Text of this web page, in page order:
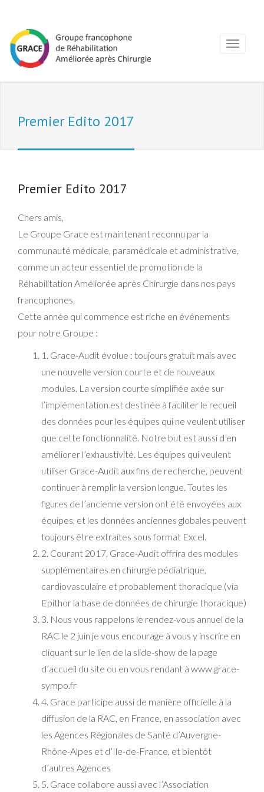
Premier Edito 2017
Premier Edito 2017
Chers amis,
Le Groupe Grace est maintenant reconnu par la
communauté médicale, paramédicale et administrative,
comme un acteur essentiel de promotion de la
Réhabilitation Améliorée après Chirurgie dans nos pays
francophones.
Cette année qui commence est riche en événements
pour notre Groupe :
1. Grace-Audit évolue : toujours gratuit mais avec
une nouvelle version courte et de nouveaux
modules. La version courte simplifiée axée sur
l’implémentation est destinée à faciliter le recueil
des données pour les équipes qui ne veulent utiliser
que cette fonctionnalité. Notre but est aussi d’en
améliorer l’exhaustivité. Les équipes qui veulent
utiliser Grace-Audit aux fins de recherche, peuvent
continuer à remplir la version longue. Toutes les
figures de l’ancienne version ont été envoyées aux
équipes, et les données anciennes globales peuvent
toujours être extraites sous format Excel.
2. Courant 2017, Grace-Audit offrira des modules
supplémentaires en chirurgie pédiatrique,
cardiovasculaire et probablement thoracique (via
Epithor la base de données de chirurgie thoracique)
3. Nous vous rappelons le rendez-vous annuel de la
RAC le 2 juin je vous encourage à vous y inscrire en
cliquant sur le lien de la slide-show de la page
d’accueil du site ou en vous rendant à www.grace-
sympo.fr
4. Grace participe aussi de manière officielle à la
diffusion de la RAC, en France, en association avec
les Agences Régionales de Santé d’Auvergne-
Rhône-Alpes et d’Ile-de-France, et bientôt
d’autres Agences
5. Grace collabore aussi avec l’Association